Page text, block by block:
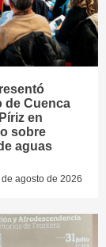
de Cuenca
en
sobre
aguas
agosto de 2026